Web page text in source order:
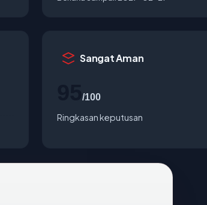
Sangat Aman
/100
Ringkasan keputusan